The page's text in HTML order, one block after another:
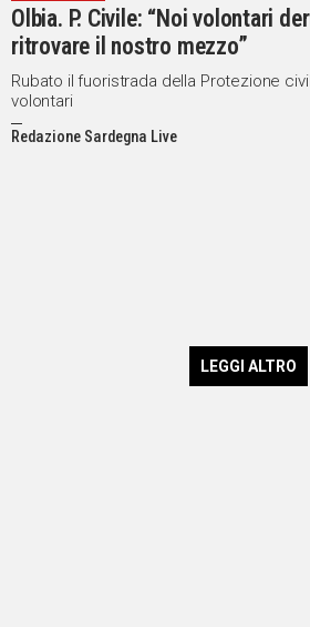
Olbia. P. Civile: “Noi volontari
ritrovare il nostro mezzo”
Rubato il fuoristrada della Protezione
volontari
Redazione Sardegna Live
LEGGI ALTRO